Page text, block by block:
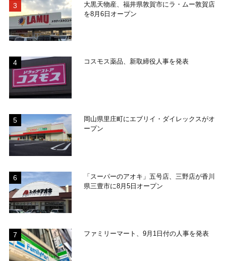
大黒天物産、福井県敦賀市にラ・ムー敦賀店
を8月6日オープン
コスモス薬品、新取締役人事を発表
岡山県里庄町にエブリイ・ダイレックスがオ
ープン
「スーパーのアオキ」五号店、三野店が香川
県三豊市に8月5日オープン
ファミリーマート、9月1日付の人事を発表